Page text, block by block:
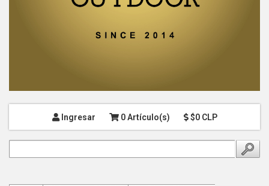
Ingresar 0 Artículo(s) $0 CLP